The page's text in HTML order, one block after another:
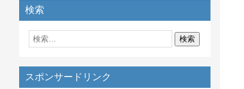
検索
スポンサードリンク